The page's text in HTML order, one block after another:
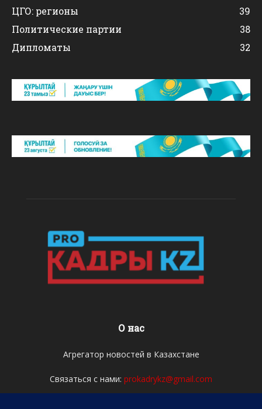
ЦГО: регионы
39
Политические партии
38
Дипломаты
32
О нас
Агрегатор новостей в Казахстане
Связаться с нами: prokadrykz@gmail.com